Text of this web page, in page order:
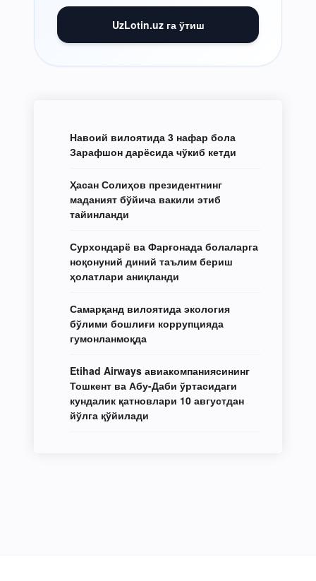
UzLotin.uz га ўтиш
Навоий вилоятида 3 нафар бола
Зарафшон дарёсида чўкиб кетди
Ҳасан Солиҳов президентнинг
маданият бўйича вакили этиб
тайинланди
Сурхондарё ва Фарғонада болаларга
ноқонуний диний таълим бериш
ҳолатлари аниқланди
Самарқанд вилоятида экология
бўлими бошлиғи коррупцияда
гумонланмоқда
Etihad Airways авиакомпаниясининг
Тошкент ва Абу-Даби ўртасидаги
кундалик қатновлари 10 августдан
йўлга қўйилади